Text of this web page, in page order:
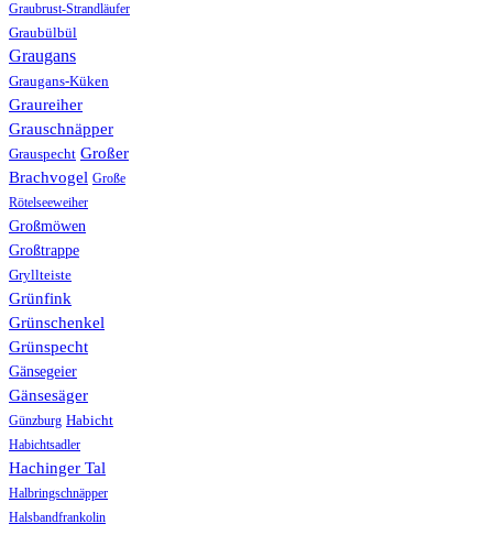
Graubrust-Strandläufer
Graubülbül
Graugans
Graugans-Küken
Graureiher
Grauschnäpper
Grauspecht Großer
Brachvogel Große
Rötelseeweiher
Großmöwen
Großtrappe
Gryllteiste
Grünfink
Grünschenkel
Grünspecht
Gänsegeier
Gänsesäger
Günzburg Habicht
Habichtsadler
Hachinger Tal
Halbringschnäpper
Halsbandfrankolin